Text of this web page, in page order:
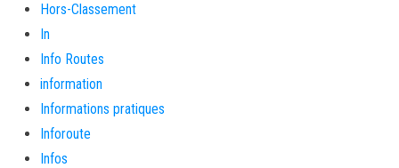
Hors-Classement
In
Info Routes
information
Informations pratiques
Inforoute
Infos